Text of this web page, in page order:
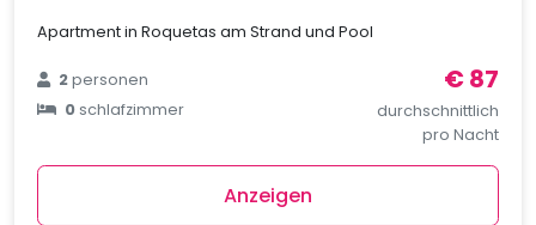
Apartment in Roquetas am Strand und Pool
2personen
0schlafzimmer
€ 87
durchschnittlich
pro Nacht
Anzeigen